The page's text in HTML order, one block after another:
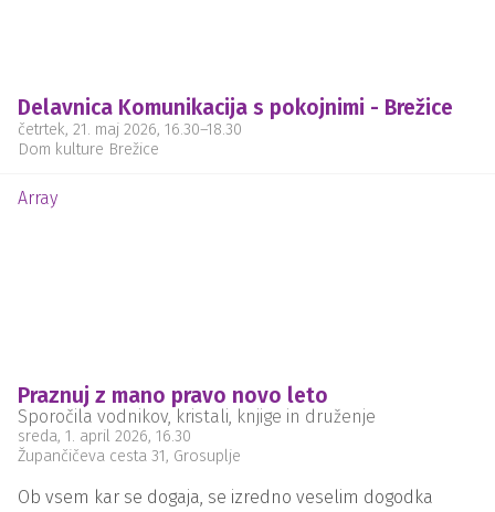
Delavnica Komunikacija s pokojnimi - Brežice
četrtek, 21. maj 2026, 16.30–18.30
Dom kulture Brežice
Array
Praznuj z mano pravo novo leto
Sporočila vodnikov, kristali, knjige in druženje
sreda, 1. april 2026, 16.30
Župančičeva cesta 31, Grosuplje
Ob vsem kar se dogaja, se izredno veselim dogodka